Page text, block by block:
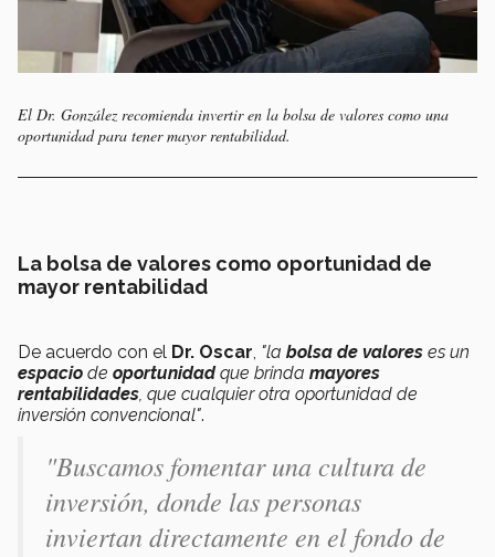
El Dr. González recomienda invertir en la bolsa de valores como una
oportunidad para tener mayor rentabilidad.
La bolsa de valores como oportunidad de
mayor rentabilidad
De acuerdo con el Dr. Oscar, "la bolsa de valores es un
espacio de oportunidadque brinda mayores
rentabilidades, que cualquier otra oportunidad de
inversión convencional".
"Buscamos fomentar una cultura de
inversión, donde las personas
inviertan directamente en el fondo de